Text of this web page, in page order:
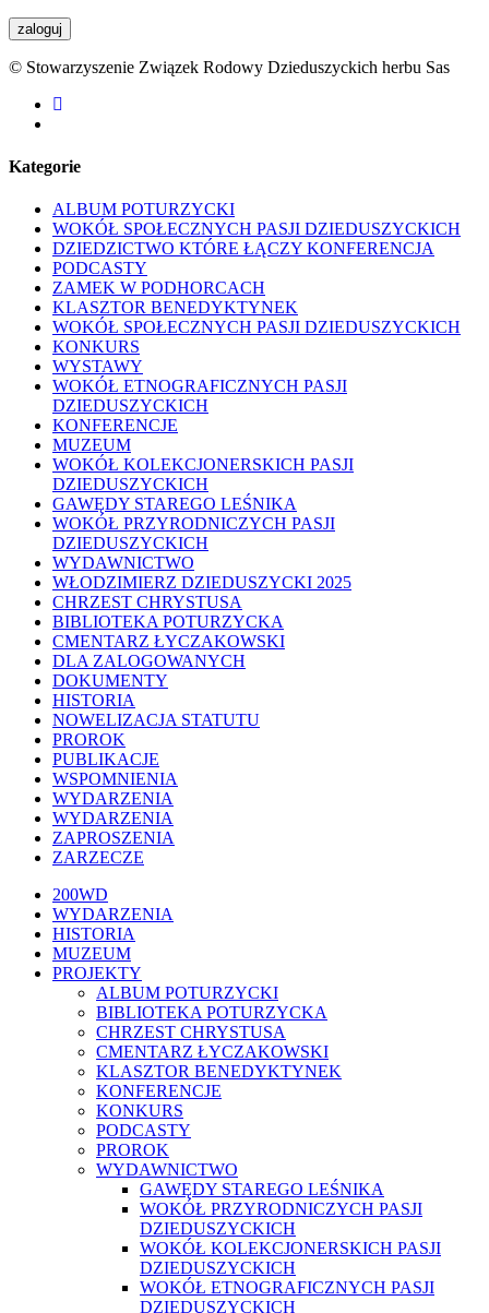
© Stowarzyszenie Związek Rodowy Dzieduszyckich herbu Sas
facebook
Kategorie
ALBUM POTURZYCKI
WOKÓŁ SPOŁECZNYCH PASJI DZIEDUSZYCKICH
DZIEDZICTWO KTÓRE ŁĄCZY KONFERENCJA
PODCASTY
ZAMEK W PODHORCACH
KLASZTOR BENEDYKTYNEK
WOKÓŁ SPOŁECZNYCH PASJI DZIEDUSZYCKICH
KONKURS
WYSTAWY
WOKÓŁ ETNOGRAFICZNYCH PASJI
DZIEDUSZYCKICH
KONFERENCJE
MUZEUM
WOKÓŁ KOLEKCJONERSKICH PASJI
DZIEDUSZYCKICH
GAWĘDY STAREGO LEŚNIKA
WOKÓŁ PRZYRODNICZYCH PASJI
DZIEDUSZYCKICH
WYDAWNICTWO
WŁODZIMIERZ DZIEDUSZYCKI 2025
CHRZEST CHRYSTUSA
BIBLIOTEKA POTURZYCKA
CMENTARZ ŁYCZAKOWSKI
DLA ZALOGOWANYCH
DOKUMENTY
HISTORIA
NOWELIZACJA STATUTU
PROROK
PUBLIKACJE
WSPOMNIENIA
WYDARZENIA
WYDARZENIA
ZAPROSZENIA
ZARZECZE
Close
Menu
200WD
WYDARZENIA
HISTORIA
MUZEUM
PROJEKTY
ALBUM POTURZYCKI
BIBLIOTEKA POTURZYCKA
CHRZEST CHRYSTUSA
CMENTARZ ŁYCZAKOWSKI
KLASZTOR BENEDYKTYNEK
KONFERENCJE
KONKURS
PODCASTY
PROROK
WYDAWNICTWO
GAWĘDY STAREGO LEŚNIKA
WOKÓŁ PRZYRODNICZYCH PASJI
DZIEDUSZYCKICH
WOKÓŁ KOLEKCJONERSKICH PASJI
DZIEDUSZYCKICH
WOKÓŁ ETNOGRAFICZNYCH PASJI
DZIEDUSZYCKICH